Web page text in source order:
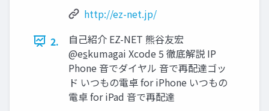
http://ez-net.jp/
2.
自己紹介 EZ-NET 熊谷友宏
@es̲kumagai Xcode 5 徹底解説 IP
Phone 音でダイヤル 音で再配達ゴッ
ド いつもの電卓 for iPhone いつもの
電卓 for iPad 音で再配達